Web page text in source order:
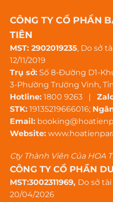
CÔNG TY CỔ PHẦN
TIÊN
MST: 2902019235, Do sở
12/11/2019
Trụ sở: Số 8-Đường D1-
3-Phường Trường Vinh,
Hotline: 1800 9263 |
STK: 19135219666016;
Email:
Website:
Cty Thành Viên Của HOA
CÔNG TY CỔ PHẦN
MST:3002311969, Do sở
20/04/2026